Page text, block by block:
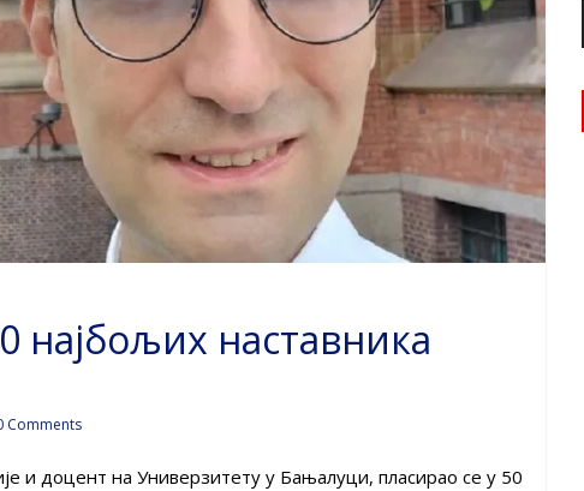
најбољих наставника
Comments
и доцент на Универзитету у Бањалуци, пласирао се у 50